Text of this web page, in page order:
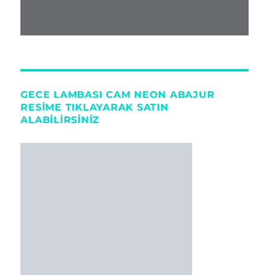
GECE LAMBASI CAM NEON ABAJUR
RESIME TIKLAYARAK SATIN
ALABILIRSINIZ